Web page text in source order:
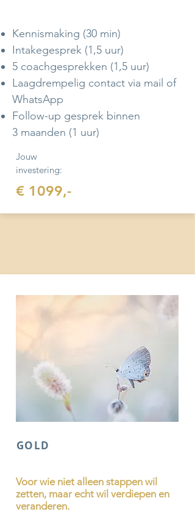
Kennismaking (30 min)
Intakegesprek (1,5 uur)
5 coachgesprekken (1,5 uur)
Laagdrempelig contact via mail of
WhatsApp
Follow-up gesprek binnen
3 maanden (1 uur)
Jouw
investering:
€ 1099,-
GOLD
Voor wie niet alleen stappen wil
zetten, maar echt wil verdiepen en
veranderen.